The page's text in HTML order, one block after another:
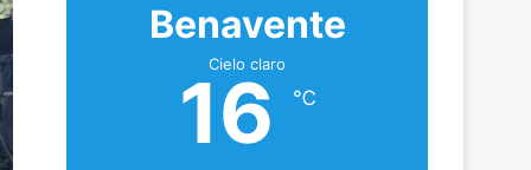
Benavente
Cielo claro
16 ℃